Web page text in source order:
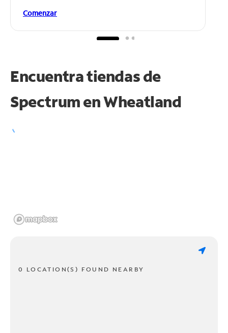
Comenzar
Encuentra tiendas de
Spectrum enWheatland
0 LOCATION(S) FOUND NEARBY